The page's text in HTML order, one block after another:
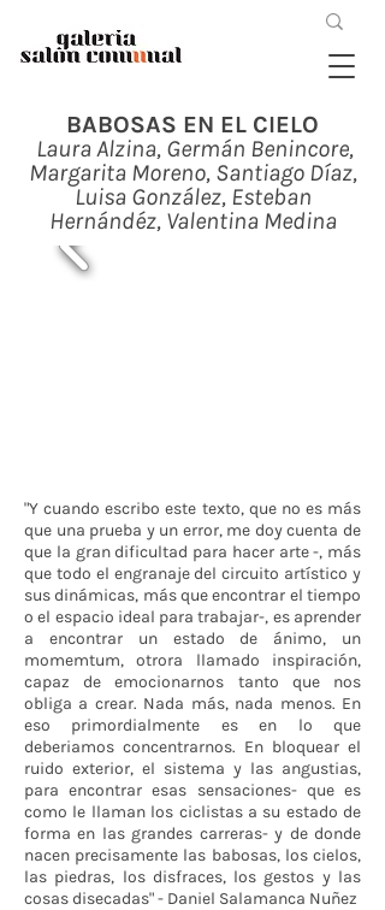
BABOSAS EN EL CIELO
Laura Alzina, Germán Benincore,
Margarita Moreno, Santiago Díaz,
Luisa González, Esteban
Hernándéz, Valentina Medina
"Y cuando escribo este texto, que no es más
que una prueba y un error, me doy cuenta de
que la gran dificultad para hacer arte -, más
que todo el engranaje del circuito artístico y
sus dinámicas, más que encontrar el tiempo
o el espacio ideal para trabajar-, es aprender
a encontrar un estado de ánimo, un
momemtum, otrora llamado inspiración,
capaz de emocionarnos tanto que nos
obliga a crear. Nada más, nada menos. En
eso primordialmente es en lo que
deberiamos concentrarnos. En bloquear el
ruido exterior, el sistema y las angustias,
para encontrar esas sensaciones- que es
como le llaman los ciclistas a su estado de
forma en las grandes carreras- y de donde
nacen precisamente las babosas, los cielos,
las piedras, los disfraces, los gestos y las
cosas disecadas" - Daniel Salamanca Nuñez